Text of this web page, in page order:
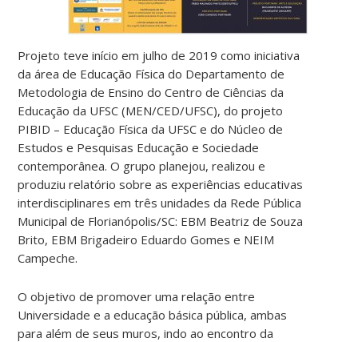
Projeto teve início em julho de 2019 como iniciativa
da área de Educação Física do Departamento de
Metodologia de Ensino do Centro de Ciências da
Educação da UFSC (MEN/CED/UFSC), do projeto
PIBID – Educação Física da UFSC e do Núcleo de
Estudos e Pesquisas Educação e Sociedade
contemporânea. O grupo planejou, realizou e
produziu relatório sobre as experiências educativas
interdisciplinares em três unidades da Rede Pública
Municipal de Florianópolis/SC: EBM Beatriz de Souza
Brito, EBM Brigadeiro Eduardo Gomes e NEIM
Campeche.
O objetivo de promover uma relação entre
Universidade e a educação básica pública, ambas
para além de seus muros, indo ao encontro da